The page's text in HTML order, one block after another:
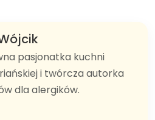
pasjonatka kuchni
i twórcza autorka
dla alergików.